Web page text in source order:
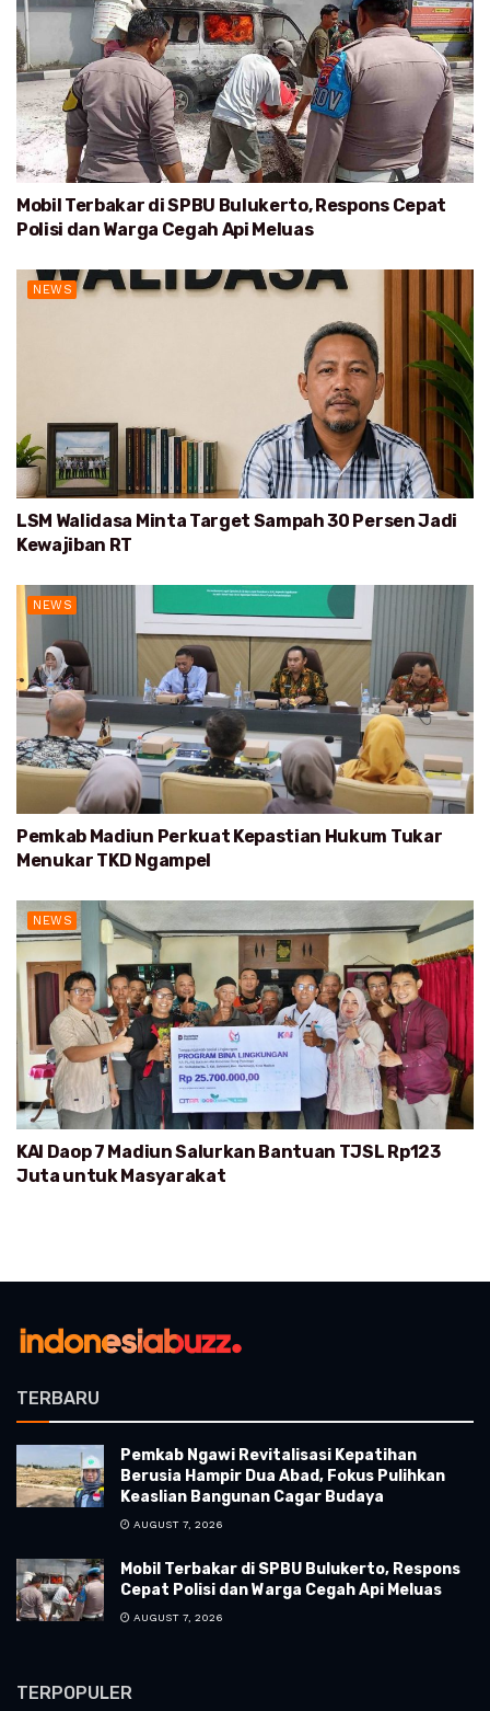
Mobil Terbakar di SPBU Bulukerto, Respons Cepat
Polisi dan Warga Cegah Api Meluas
NEWS
LSM Walidasa Minta Target Sampah 30 Persen Jadi
Kewajiban RT
NEWS
Pemkab Madiun Perkuat Kepastian Hukum Tukar
Menukar TKD Ngampel
NEWS
KAI Daop 7 Madiun Salurkan Bantuan TJSL Rp123
Juta untuk Masyarakat
TERBARU
Pemkab Ngawi Revitalisasi Kepatihan
Berusia Hampir Dua Abad, Fokus Pulihkan
Keaslian Bangunan Cagar Budaya
AUGUST 7, 2026
Mobil Terbakar di SPBU Bulukerto, Respons
Cepat Polisi dan Warga Cegah Api Meluas
AUGUST 7, 2026
TERPOPULER